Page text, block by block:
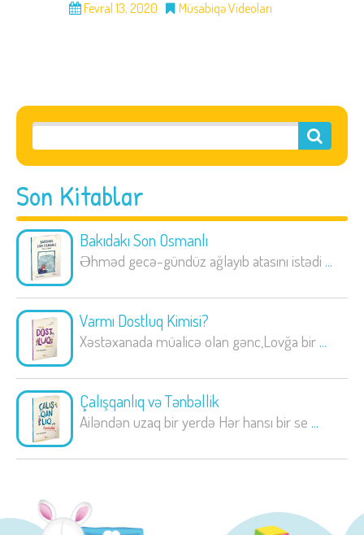
Son Kitablar
Bakıdakı Son Osmanlı
Əhməd gecə-gündüz ağlayıb atasını istədi ...
Varmı Dostluq Kimisi?
Xəstəxanada müalicə olan gənc,Lovğa bir ...
Çalışqanlıq və Tənbəllik
Ailəndən uzaq bir yerdə Hər hansı bir se ...
Fevral 13, 2020 Müsabiqə Videoları